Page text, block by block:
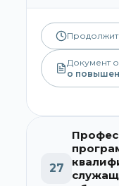
Документ
о
27